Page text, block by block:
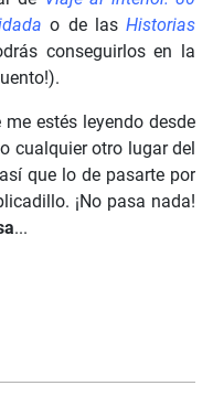
o de lasHistorias
conseguirlos en la
estés leyendo desde
cualquier otro lugar del
que lo de pasarte por
¡No pasa nada!
...